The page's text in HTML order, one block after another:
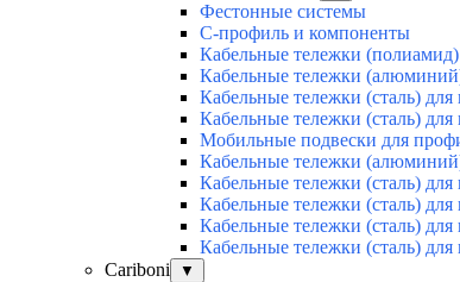
Фестонные системы
С-профиль и компоненты
Кабельные тележки
Кабельные тележки
Кабельные тележки (сталь)
Кабельные тележки (сталь)
Мобильные подвески для
Кабельные тележки
Кабельные тележки (сталь)
Кабельные тележки (сталь)
Кабельные тележки (сталь)
Кабельные тележки (сталь)
Cariboni
▼